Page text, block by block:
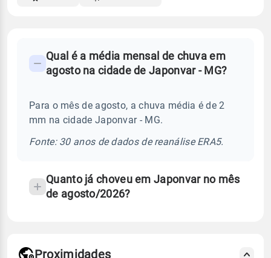
Perguntas
sobre
chuva
Qual é a média mensal de chuva em
agosto na cidade de Japonvar - MG?
Para o mês de agosto, a chuva média é de 2
mm na cidade Japonvar - MG.
Fonte: 30 anos de dados de reanálise ERA5.
Quanto já choveu em Japonvar no mês
de agosto/2026?
Proximidades